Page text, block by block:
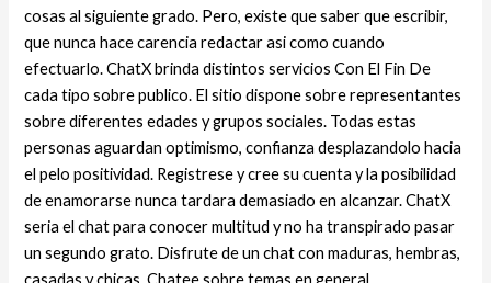
cosas al siguiente grado. Pero, existe que saber que escribir,
que nunca hace carencia redactar asi­ como cuando
efectuarlo. ChatX brinda distintos servicios Con El Fin De
cada tipo sobre publico. El sitio dispone sobre representantes
sobre diferentes edades y grupos sociales. Todas estas
personas aguardan optimismo, confianza desplazandolo hacia
el pelo positividad. Registrese y cree su cuenta y la posibilidad
de enamorarse nunca tardara demasiado en alcanzar. ChatX
seri­a el chat para conocer multitud y no ha transpirado pasar
un segundo grato. Disfrute de un chat con maduras, hembras,
casadas y chicas. Chatee sobre temas en general